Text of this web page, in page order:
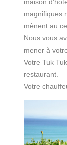
magnifiques
mènent au
Nous vous
mener à
Votre Tuk
restaurant.
Votre